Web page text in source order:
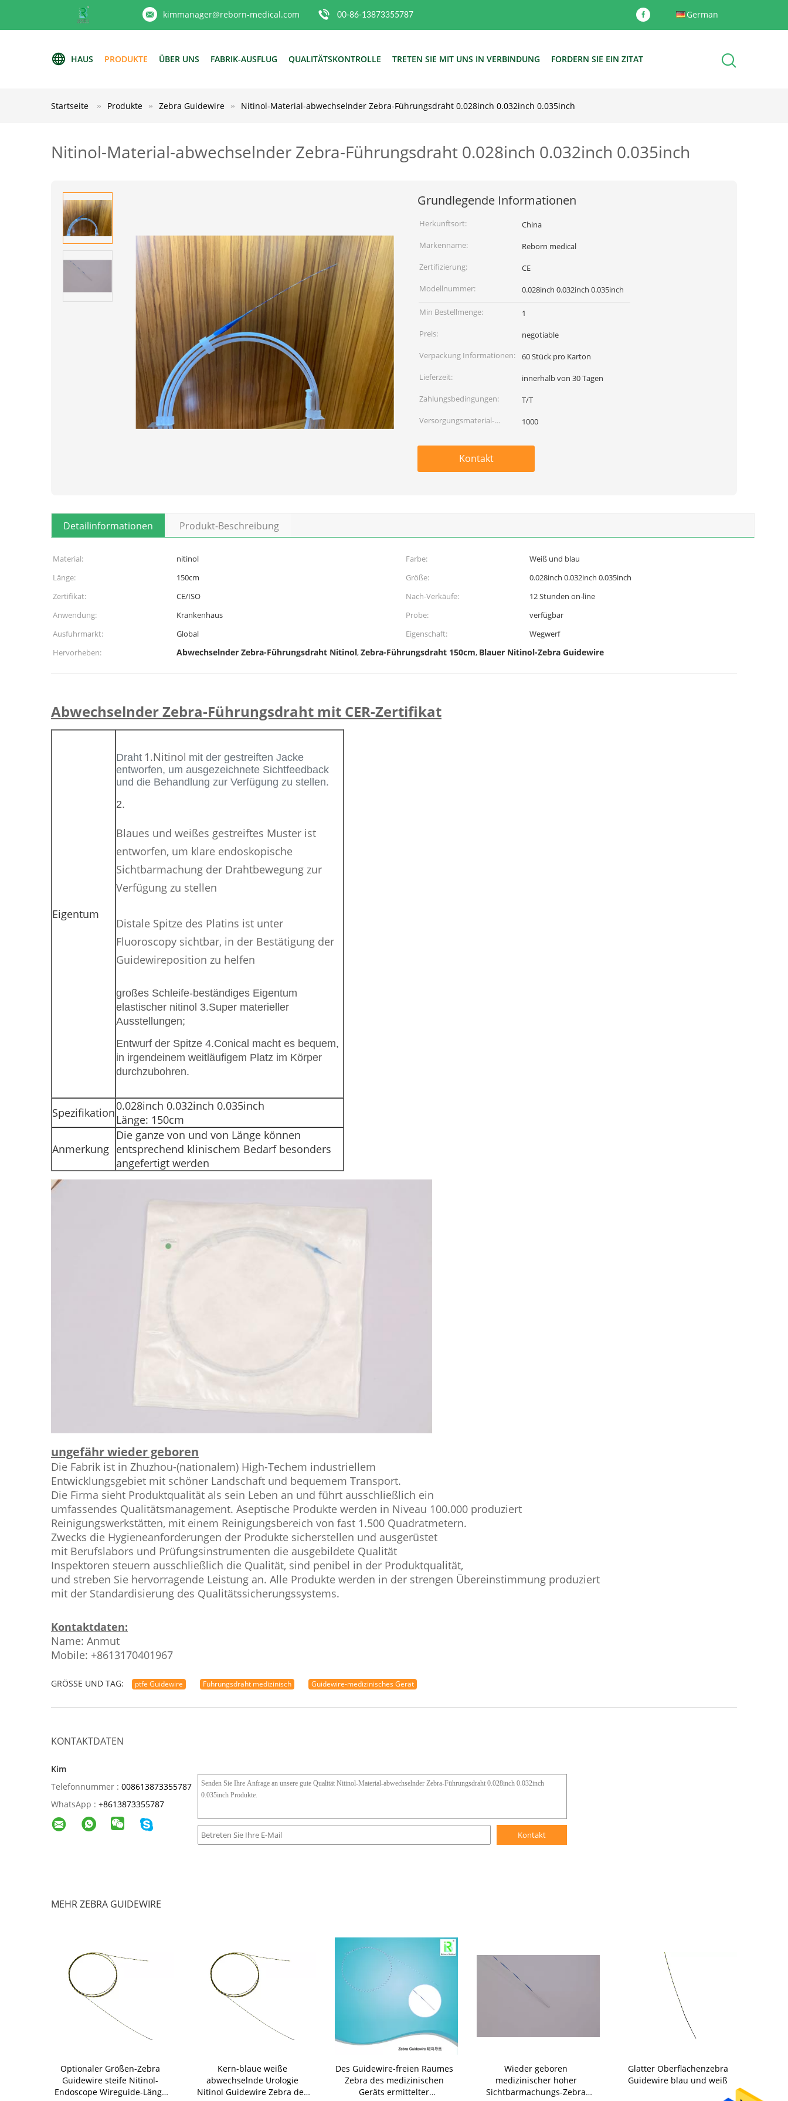
kimmanager@reborn-medical.com 00-86-13873355787 German
HAUS PRODUKTE ÜBER UNS FABRIK-AUSFLUG QUALITÄTSKONTROLLE TRETEN SIE MIT UNS IN VERBINDUNG FORDERN SIE EIN ZITAT
Startseite Produkte Zebra Guidewire Nitinol-Material-abwechselnder Zebra-Führungsdraht 0.028inch 0.032inch 0.035inch
Nitinol-Material-abwechselnder Zebra-Führungsdraht 0.028inch 0.032inch 0.035inch
Grundlegende Informationen
Herkunftsort:
China
Markenname:
Reborn medical
Zertifizierung:
CE
Modellnummer:
0.028inch 0.032inch 0.035inch
Min Bestellmenge:
1
Preis:
negotiable
Verpackung Informationen:
60 Stück pro Karton
Lieferzeit:
innerhalb von 30 Tagen
Zahlungsbedingungen:
T/T
Versorgungsmaterial-
1000
Kontakt
Detailinformationen Produkt-Beschreibung
Material: nitinol Farbe:
Weiß und blau
Länge:
150cm Größe:
0.028inch 0.032inch 0.035inch
Zertifikat:
CE/ISO Nach-Verkäufe:
12 Stunden on-line
Anwendung:
Krankenhaus Probe:
verfügbar
Ausfuhrmarkt:
Global Eigenschaft:
Wegwerf
Hervorheben:
Abwechselnder Zebra-Führungsdraht Nitinol,Zebra-Führungsdraht 150cm, Blauer Nitinol-Zebra Guidewire
Abwechselnder Zebra-Führungsdraht mit CER-Zertifikat
Eigentum
Draht 1.Nitinol mit der gestreiften Jacke
entworfen, um ausgezeichnete Sichtfeedback
und die Behandlung zur Verfügung zu stellen.
2.
Blaues und weißes gestreiftes Muster ist
entworfen, um klare endoskopische
Sichtbarmachung der Drahtbewegung zur
Verfügung zu stellen
Distale Spitze des Platins ist unter
Fluoroscopy sichtbar, in der Bestätigung der
Guidewireposition zu helfen
großes Schleife-beständiges Eigentum
elastischer nitinol 3.Super materieller
Ausstellungen;
Entwurf der Spitze 4.Conical macht es bequem,
in irgendeinem weitläufigem Platz im Körper
durchzubohren.
Spezifikation0.028inch 0.032inch 0.035inch
Länge: 150cm
Anmerkung
Die ganze von und von Länge können
entsprechend klinischem Bedarf besonders
angefertigt werden
ungefähr wieder geboren
Die Fabrik ist in Zhuzhou-(nationalem) High-Techem industriellem
Entwicklungsgebiet mit schöner Landschaft und bequemem Transport.
Die Firma sieht Produktqualität als sein Leben an und führt ausschließlich ein
umfassendes Qualitätsmanagement. Aseptische Produkte werden in Niveau 100.000 produziert
Reinigungswerkstätten, mit einem Reinigungsbereich von fast 1.500 Quadratmetern.
Zwecks die Hygieneanforderungen der Produkte sicherstellen und ausgerüstet
mit Berufslabors und Prüfungsinstrumenten die ausgebildete Qualität
Inspektoren steuern ausschließlich die Qualität, sind penibel in der Produktqualität,
und streben Sie hervorragende Leistung an. Alle Produkte werden in der strengen Übereinstimmung produziert
mit der Standardisierung des Qualitätssicherungssystems.
Kontaktdaten:
Name: Anmut
Mobile: +8613170401967
GRÖSSE UND TAG: ptfe Guidewire Führungsdraht medizinisch Guidewire-medizinisches Gerät
KONTAKTDATEN
Kim
Telefonnummer : 008613873355787
WhatsApp : +8613873355787
Kontakt
MEHR ZEBRA GUIDEWIRE
Optionaler Größen-Zebra
Guidewire steife Nitinol-
Endoscope Wireguide-Länge
Kern-blaue weiße
abwechselnde Urologie
Nitinol Guidewire Zebra des
Des Guidewire-freien Raumes
Zebra des medizinischen
Geräts ermittelter
Wieder geboren
medizinischer hoher
Sichtbarmachungs-Zebra
Glatter Oberflächenzebra
Guidewire blau und weiß
Endoscope